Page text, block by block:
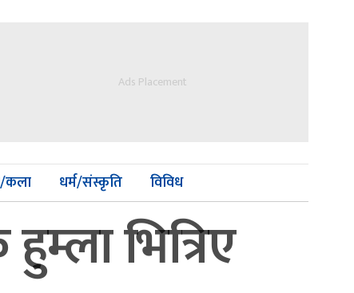
Ads Placement
कला धर्म/संस्कृति विविध
भित्रिए